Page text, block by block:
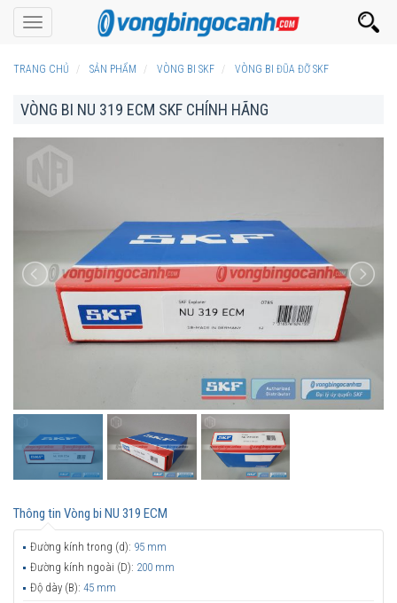
Toggle
navigation
TRANG CHỦ SẢN PHẨM VÒNG BI SKF VÒNG BI ĐŨA ĐỠ SKF
VÒNG BI NU 319 ECM SKF CHÍNH HÃNG
Thông tin Vòng bi NU 319 ECM
Đường kính trong (d): 95 mm
Đường kính ngoài (D): 200 mm
Độ dày (B): 45 mm